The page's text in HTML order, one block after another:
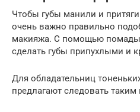
Чтобы губы манили и
очень важно правильно
макияжа. С помощью
сделать губы припухлыми и
Для обладательниц
предлагают следовать